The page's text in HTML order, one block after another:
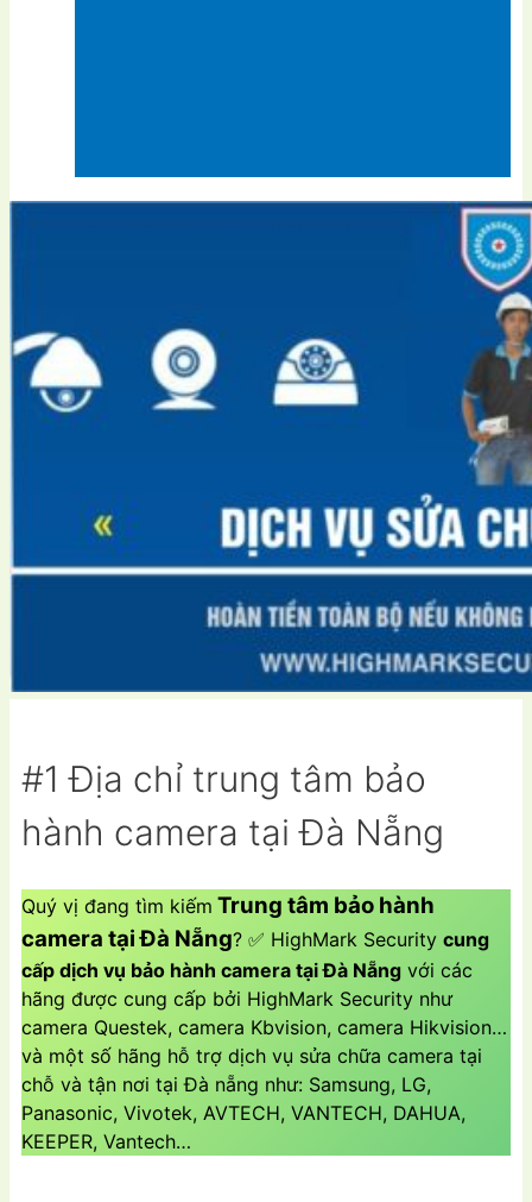
#1 Địa chỉ trung tâm bảo
hành camera tại Đà Nẵng
Quý vị đang tìm kiếm Trung tâm bảo hành
camera tại Đà Nẵng? ✅ HighMark Security cung
cấp dịch vụ bảo hành camera tại Đà Nẵng với các
hãng được cung cấp bởi HighMark Security như
camera Questek, camera Kbvision, camera Hikvision…
và một số hãng hỗ trợ dịch vụ sửa chữa camera tại
chỗ và tận nơi tại Đà nẵng như: Samsung, LG,
Panasonic, Vivotek, AVTECH, VANTECH, DAHUA,
KEEPER, Vantech…